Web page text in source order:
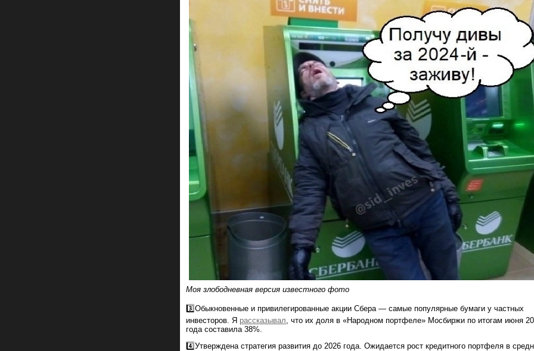
Моя злободневная версия известного фото
3️⃣Обыкновенные и привилегированные акции Сбера — самые популярные бумаги у частных
инвесторов. Я рассказывал, что их доля в «Народном портфеле» Мосбиржи по итогам июня
года составила 38%.
4️⃣Утверждена стратегия развития до 2026 года. Ожидается рост кредитного портфеля в